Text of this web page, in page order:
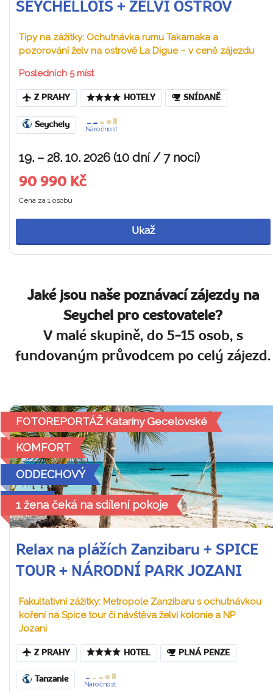
SEYCHELLOIS + ŽELVÍ OSTROV
Tipy na zážitky: Ochutnávka rumu Takamaka a
pozorování želv na ostrově La Digue – v ceně zájezdu
Posledních 5 míst
Z PRAHY HOTELY SNÍDANĚ
Seychely
Náročnost
19. – 28. 10. 2026 (10 dní / 7 nocí)
90 990 Kč
Cena za 1 osobu
Ukaž
Jaké jsou naše poznávací zájezdy na
Seychel pro cestovatele?
V malé skupině, do 5-15 osob, s
fundovaným průvodcem po celý zájezd.
FOTOREPORTÁŽ Kataríny Gecelovské
KOMFORT
ODDECHOVÝ
2026
1 žena čeká na sdílení pokoje
Relax na plážích Zanzibaru + SPICE
TOUR + NÁRODNÍ PARK JOZANI
Fakultativní zážitky: Metropole Zanzibaru s ochutnávkou
koření na Spice tour či návštěva želví kolonie a NP
Jozani
Z PRAHY HOTEL PLNÁ PENZE
Tanzanie
Náročnost